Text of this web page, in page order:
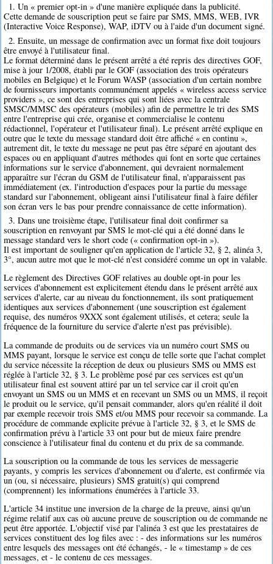
1. Un « premier opt-in » d'une manière expliquée dans la publicité.
Cette demande de souscription peut se faire par SMS, MMS, WEB, IVR
(Interactive Voice Response), WAP, iDTV ou à l'aide d'un document signé.
2. Ensuite, un message de confirmation avec un format fixe doit toujours
être envoyé à l'utilisateur final.
Le format déterminé dans le présent arrêté a été repris des directives GOF,
mise à jour 1/2008, établi par le GOF (association des trois opérateurs
mobiles en Belgique) et le Forum WASP (association d'un certain nombre
de fournisseurs importants communément appelés « wireless access service
providers », ce sont des entreprises qui sont liées avec la centrale
SMSC/MMSC des opérateurs (mobiles) afin de permettre le tri des SMS
entre l'entreprise qui crée, organise et commercialise le contenu
rédactionnel, l'opérateur et l'utilisateur final). Le présent arrêté explique en
outre que le texte du message standard doit être affiché « en continu »,
autrement dit, le texte du message ne peut pas être séparé en ajoutant des
espaces ou en appliquant d'autres méthodes qui font en sorte que certaines
informations sur le service d'abonnement, qui devraient normalement
apparaître sur l'écran du GSM de l'utilisateur final, n'apparaissent pas
immédiatement (ex. l'introduction d'espaces pour la partie du message
standard sur l'abonnement, obligeant ainsi l'utilisateur final à faire défiler
son écran vers le bas pour prendre connaissance de cette information).
3. Dans une troisième étape, l'utilisateur final doit confirmer sa
souscription en renvoyant par SMS le mot-clé qui a été donné dans le
message standard vers le short code (« confirmation opt-in »).
Il est important de souligner qu'en application de l'article 32, § 2, alinéa 3,
3°, aucun autre mot que le mot-clé n'est considéré comme un opt in valable.
Le règlement des Directives GOF relatives au double opt-in pour les
services d'abonnement est explicitement étendu dans le présent arrêté aux
services d'alerte, car au niveau du fonctionnement, ils sont pratiquement
identiques aux services d'abonnement (une souscription est également
requise, des numéros 9XXX sont également utilisés, et cetera; seule la
fréquence de la fourniture du service d'alerte n'est pas prévisible).
La commande de produits ou de services via un numéro court SMS ou
MMS payant, lorsque le service est conçu de telle sorte que l'achat complet
du service nécessite la réception de deux ou plusieurs SMS ou MMS est
réglée à l'article 32, § 3. Le problème posé par ces services est qu'un
utilisateur final est souvent attiré par un tel service car il croit qu'en
envoyant un SMS ou un MMS et en recevant un SMS ou un MMS, il reçoit
le produit ou le service, qu'il pensait commander, alors qu'en réalité il doit
par exemple recevoir trois SMS et/ou MMS pour recevoir sa commande. La
procédure de commande explicite prévue à l'article 32, § 3, et le SMS de
confirmation prévu à l'article 33 ont pour but de mieux faire prendre
conscience à l'utilisateur final du contenu et du prix de sa commande.
La souscription ou la commande de tous les services de messagerie
payants, y compris les services d'abonnement ou d'alerte, est confirmée via
un (ou, si nécessaire, plusieurs) SMS gratuit(s) qui comprend
(comprennent) les informations énumérées à l'article 33.
L'article 34 institue une inversion de la charge de la preuve, ainsi qu'un
régime relatif aux cas où aucune preuve de souscription ou de commande ne
peut être apportée. L'objectif visé par l'alinéa 3 est que les prestataires de
services constituent des log files avec : - des informations sur les numéros
entre lesquels des messages ont été échangés, - le « timestamp » de ces
messages, et - le contenu de ces messages.